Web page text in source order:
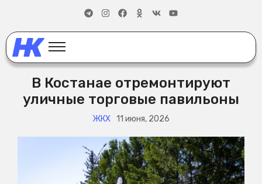
В Костанае отремонтируют
уличные торговые павильоны
ЖКХ 11 июня, 2026